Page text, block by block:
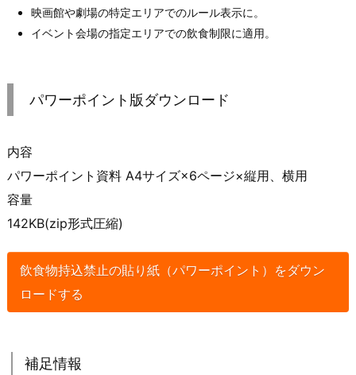
映画館や劇場の特定エリアでのルール表示に。
イベント会場の指定エリアでの飲食制限に適用。
パワーポイント版ダウンロード
内容
パワーポイント資料 A4サイズ×6ページ×縦用、横用
容量
142KB(zip形式圧縮)
飲食物持込禁止の貼り紙（パワーポイント）をダウン
ロードする
補足情報